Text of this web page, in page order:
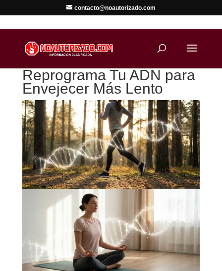
contacto@noautorizado.com
Reprograma Tu ADN para
Envejecer Más Lento